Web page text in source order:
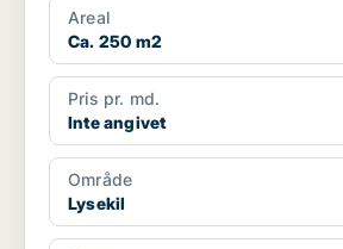
Areal
Ca. 250 m2
Pris pr. md.
Inte angivet
Område
Lysekil